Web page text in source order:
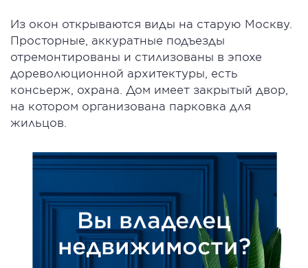
Из окон открываются виды на старую Москву.
Просторные, аккуратные подъезды
отремонтированы и стилизованы в эпохе
дореволюционной архитектуры, есть
консьерж, охрана. Дом имеет закрытый двор,
на котором организована парковка для
жильцов.
Вы владелец
недвижимости?